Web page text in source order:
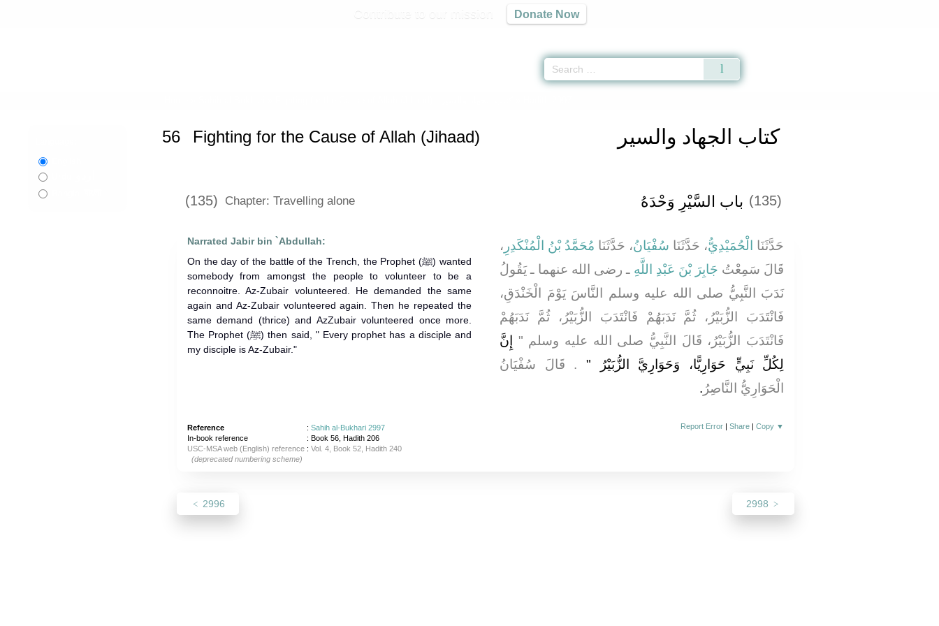
Donate Now
كتاب الجهاد والسير 56 Fighting for the Cause of Allah (Jihaad)
(135) Chapter: Travelling alone (135) باب السَّيْرِ وَحْدَهُ
Narrated Jabir bin `Abdullah:
On the day of the battle of the Trench, the Prophet (ﷺ) wanted
somebody from amongst the people to volunteer to be a
reconnoitre. Az-Zubair volunteered. He demanded the same
again and Az-Zubair volunteered again. Then he repeated the
same demand (thrice) and AzZubair volunteered once more.
The Prophet (ﷺ) then said, " Every prophet has a disciple and
my disciple is Az-Zubair."
حَدَّثَنَا الْحُمَيْدِيُّ، حَدَّثَنَا سُفْيَانُ، حَدَّثَنَا مُحَمَّدُ بْنُ الْمُنْكَدِرِ ،
قَالَ سَمِعْتُ جَابِرَ بْنَ عَبْدِ اللَّهِ ـ رضى الله عنهما ـ يَقُولُ
نَدَبَ النَّبِيُّ صلى الله عليه وسلم النَّاسَ يَوْمَ الْخَنْدَقِ،
فَانْتَدَبَ الزُّبَيْرُ، ثُمَّ نَدَبَهُمْ فَانْتَدَبَ الزُّبَيْرُ، ثُمَّ نَدَبَهُمْ
فَانْتَدَبَ الزُّبَيْرُ، قَالَ النَّبِيُّ صلى الله عليه وسلم ‏"‏
إِنَّ
لِكُلِّ نَبِيٍّ حَوَارِيًّا، وَحَوَارِيَّ الزُّبَيْرُ ‏"
‏‏.‏ قَالَ سُفْيَانُ
الْحَوَارِيُّ النَّاصِرُ ‏.‏
Reference : Sahih al-Bukhari 2997
In-book reference
: Book 56, Hadith 206
USC-MSA web (English) reference: Vol. 4, Book 52, Hadith 240
(deprecated numbering scheme)
Report Error |Share |Copy ▼
2996 2998